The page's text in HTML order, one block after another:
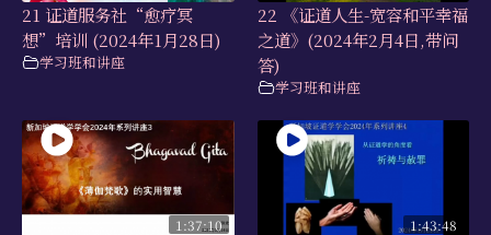
21 证道服务社“愈疗冥
想”培训 (2024年1月28日)
学习班和讲座
22 《证道人生-宽容和平幸福
之道》(2024年2月4日,带问
答)
学习班和讲座
1:37:10 1:43:48